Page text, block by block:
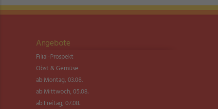
Angebote
Filial-Prospekt
Obst & Gemüse
ab Montag, 03.08.
ab Mittwoch, 05.08.
ab Freitag, 07.08.